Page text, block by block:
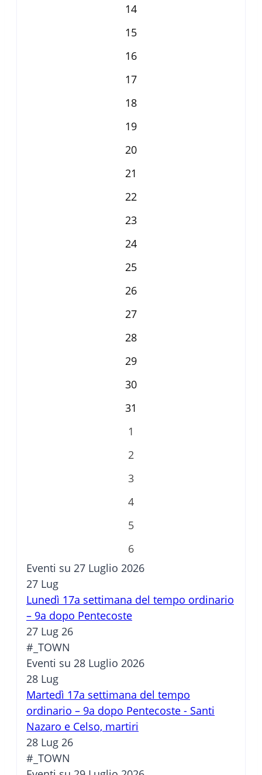
14
15
16
17
18
19
20
21
22
23
24
25
26
27
28
29
30
31
1
2
3
4
5
6
Eventi su 27 Luglio 2026
27 Lug
Lunedì 17a settimana del tempo ordinario
– 9a dopo Pentecoste
27 Lug 26
#_TOWN
Eventi su 28 Luglio 2026
28 Lug
Martedì 17a settimana del tempo
ordinario – 9a dopo Pentecoste - Santi
Nazaro e Celso, martiri
28 Lug 26
#_TOWN